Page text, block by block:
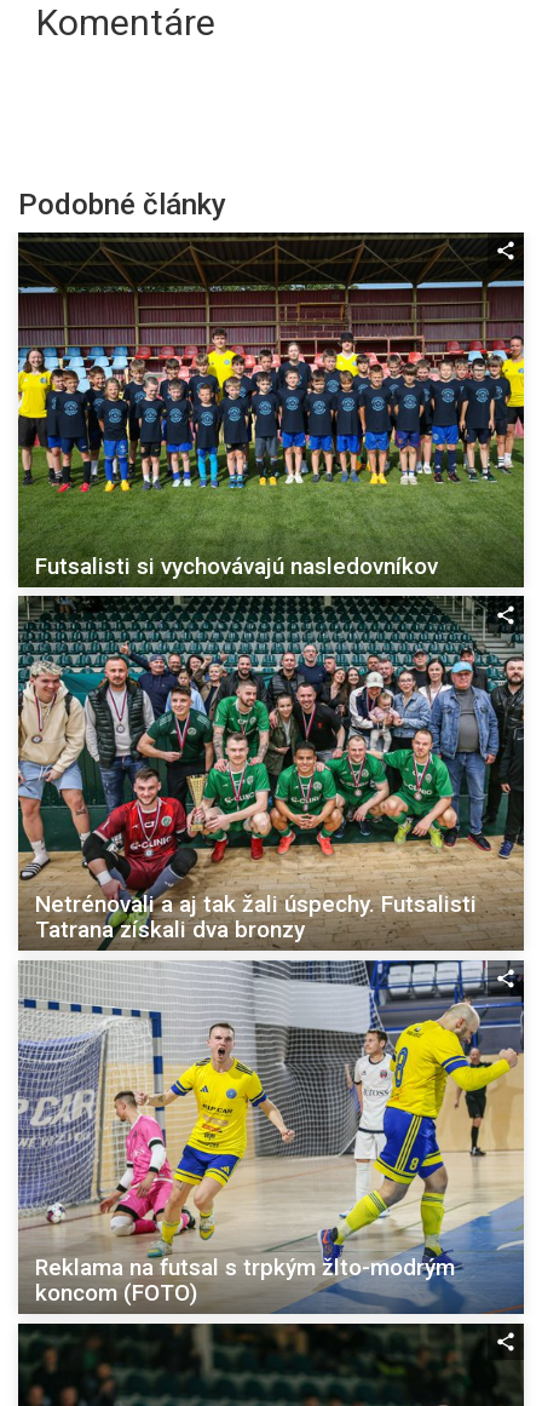
Komentáre
Podobné články
Futsalisti si vychovávajú nasledovníkov
Netrénovali a aj tak žali úspechy. Futsalisti
Tatrana získali dva bronzy
Reklama na futsal s trpkým žlto-modrým
koncom (FOTO)